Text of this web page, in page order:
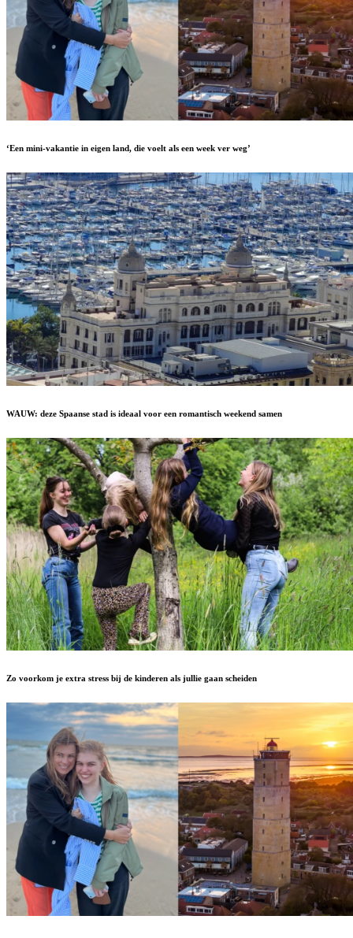
‘Een mini-vakantie in eigen land, die voelt als een week ver weg’
WAUW: deze Spaanse stad is ideaal voor een romantisch weekend samen
Zo voorkom je extra stress bij de kinderen als jullie gaan scheiden